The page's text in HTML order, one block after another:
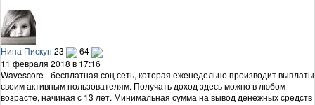
Нина Пискун 23
64
11 февраля 2018 в 17:16
Wavescore - бесплатная соц сеть, которая еженедельно производит выплаты
своим активным пользователям. Получать доход здесь можно в любом
возрасте, начиная с 13 лет. Минимальная сумма на вывод денежных средств